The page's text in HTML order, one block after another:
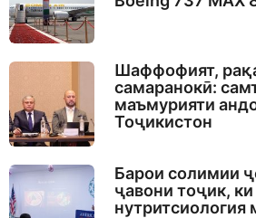
Шаффофият,
самаранокӣ:
маъмурияти
Тоҷикистон
Барои солимии
ҷавони тоҷик,
нутритсиология